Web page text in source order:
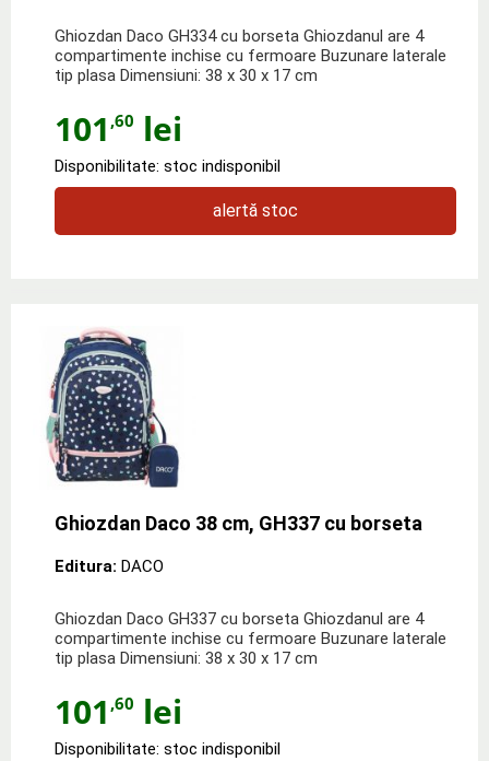
Ghiozdan Daco GH334 cu borseta Ghiozdanul are 4
compartimente inchise cu fermoare Buzunare laterale
tip plasa Dimensiuni: 38 x 30 x 17 cm
101 ,60 lei
Disponibilitate: stoc indisponibil
alertă stoc
Ghiozdan Daco 38 cm, GH337 cu borseta
Editura: DACO
Ghiozdan Daco GH337 cu borseta Ghiozdanul are 4
compartimente inchise cu fermoare Buzunare laterale
tip plasa Dimensiuni: 38 x 30 x 17 cm
101 ,60 lei
Disponibilitate: stoc indisponibil